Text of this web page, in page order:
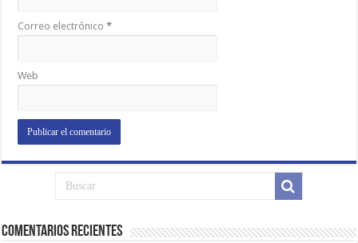
Correo electrónico*
Web
Comentarios Recientes